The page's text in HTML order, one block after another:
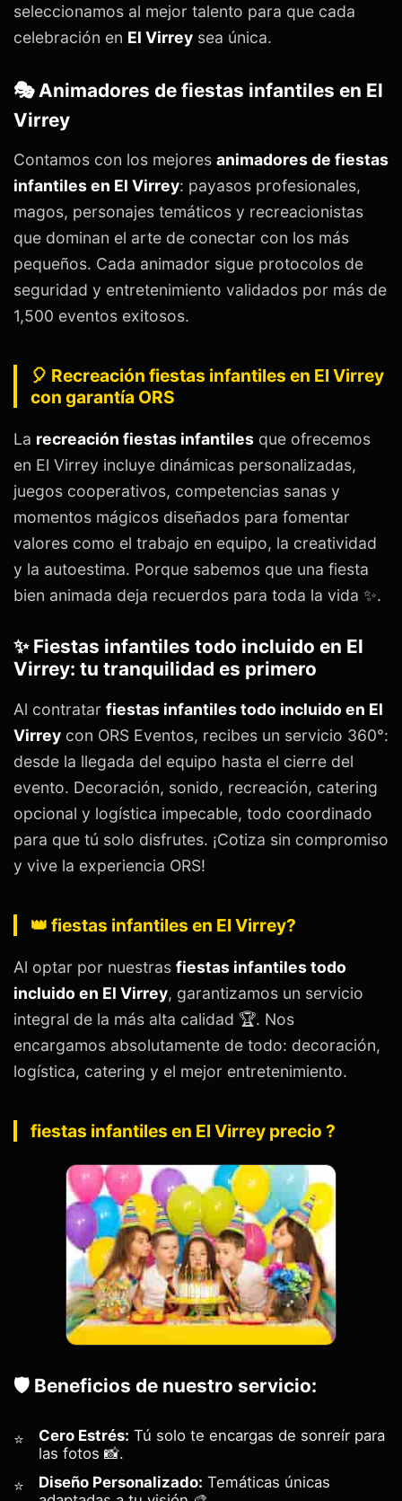
seleccionamos al mejor talento para que cada
celebración en El Virrey sea única.
🎭 Animadores de fiestas infantiles en El
Virrey
Contamos con los mejores animadores de fiestas
infantiles en El Virrey: payasos profesionales,
magos, personajes temáticos y recreacionistas
que dominan el arte de conectar con los más
pequeños. Cada animador sigue protocolos de
seguridad y entretenimiento validados por más de
1,500 eventos exitosos.
🎈 Recreación fiestas infantiles en El Virrey
con garantía ORS
La recreación fiestas infantiles que ofrecemos
en El Virrey incluye dinámicas personalizadas,
juegos cooperativos, competencias sanas y
momentos mágicos diseñados para fomentar
valores como el trabajo en equipo, la creatividad
y la autoestima. Porque sabemos que una fiesta
bien animada deja recuerdos para toda la vida ✨.
✨ Fiestas infantiles todo incluido en El
Virrey: tu tranquilidad es primero
Al contratar fiestas infantiles todo incluido en El
Virrey con ORS Eventos, recibes un servicio 360°:
desde la llegada del equipo hasta el cierre del
evento. Decoración, sonido, recreación, catering
opcional y logística impecable, todo coordinado
para que tú solo disfrutes. ¡Cotiza sin compromiso
y vive la experiencia ORS!
👑 fiestas infantiles en El Virrey?
Al optar por nuestras fiestas infantiles todo
incluido en El Virrey, garantizamos un servicio
integral de la más alta calidad 🏆. Nos
encargamos absolutamente de todo: decoración,
logística, catering y el mejor entretenimiento.
fiestas infantiles en El Virrey precio ?
🛡️ Beneficios de nuestro servicio:
Cero Estrés: Tú solo te encargas de sonreír para
las fotos 📸.
Diseño Personalizado: Temáticas únicas